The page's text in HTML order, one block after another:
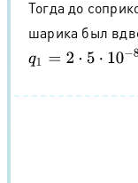
Тогда до
шарика был
q1 =2⋅ 5⋅10 −8 = 10−7